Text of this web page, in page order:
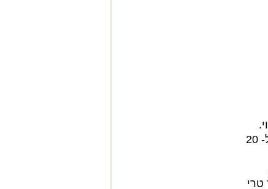
• מכניסים את הסלמון העטוף לתנור שחומם מראש ל- 220 מעלות ל- 20
טרי